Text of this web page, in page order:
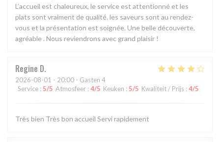
L’accueil est chaleureux, le service est attentionné et les
plats sont vraiment de qualité. les saveurs sont au rendez-
vous et la présentation est soignée. Une belle découverte,
agréable . Nous reviendrons avec grand plaisir !
Regine D
2026-08-01 - 20:00 - Gasten 4
Service : 5/5 Atmosfeer : 4/5 Keuken : 5/5 Kwaliteit / Prijs : 4/5
Très bien Très bon accueil Servi rapidement